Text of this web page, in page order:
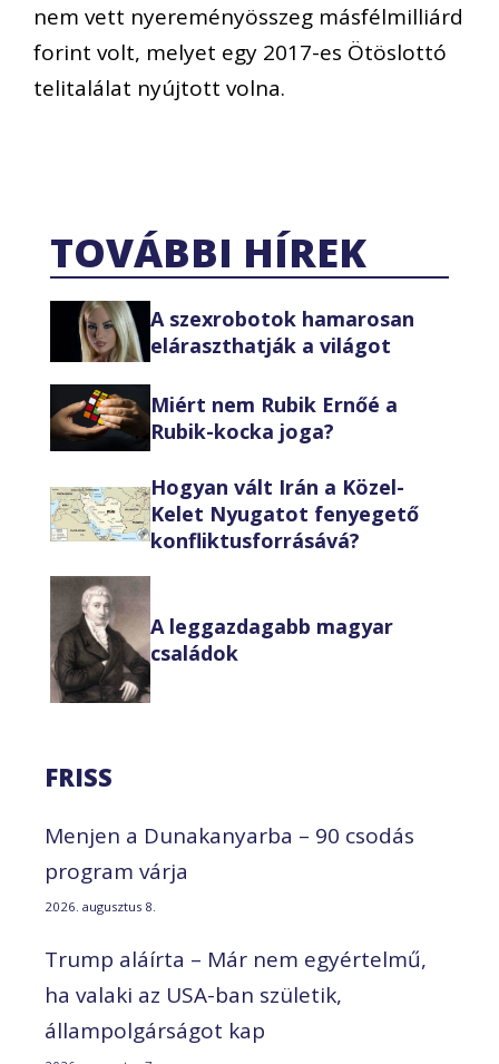
nem vett nyereményösszeg másfélmilliárd
forint volt, melyet egy 2017-es Ötöslottó
telitalálat nyújtott volna.
TOVÁBBI HÍREK
A szexrobotok hamarosan
eláraszthatják a világot
Miért nem Rubik Ernőé a
Rubik-kocka joga?
Hogyan vált Irán a Közel-
Kelet Nyugatot fenyegető
konfliktusforrásává?
A leggazdagabb magyar
családok
FRISS
Menjen a Dunakanyarba – 90 csodás
program várja
2026. augusztus 8.
Trump aláírta – Már nem egyértelmű,
ha valaki az USA-ban születik,
állampolgárságot kap